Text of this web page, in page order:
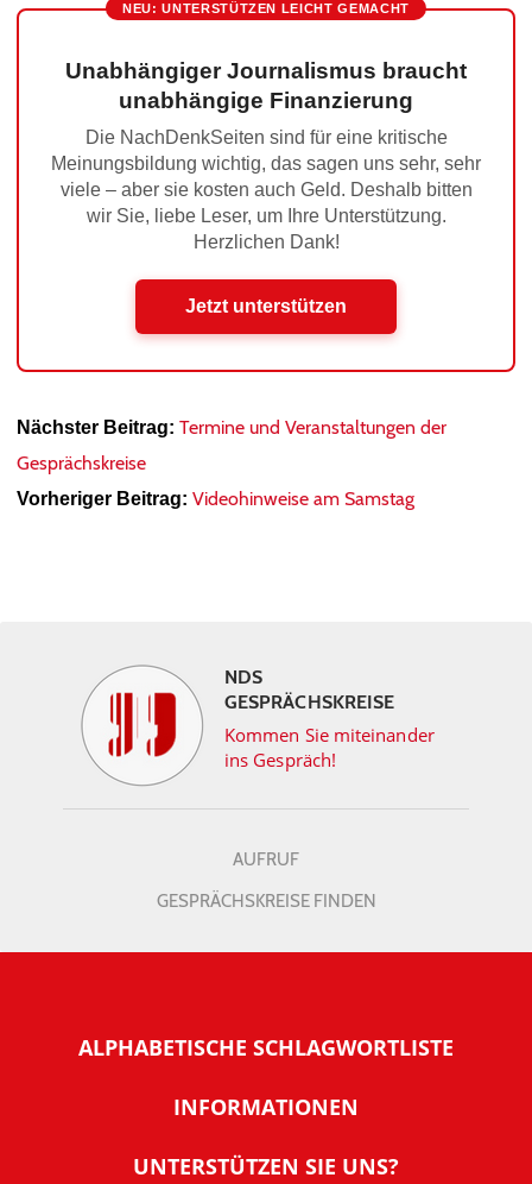
NEU: UNTERSTÜTZEN LEICHT GEMACHT
Unabhängiger Journalismus braucht
unabhängige Finanzierung
Die NachDenkSeiten sind für eine kritische
Meinungsbildung wichtig, das sagen uns sehr, sehr
viele – aber sie kosten auch Geld. Deshalb bitten
wir Sie, liebe Leser, um Ihre Unterstützung.
Herzlichen Dank!
Jetzt unterstützen
Nächster Beitrag: Termine und Veranstaltungen der
Gesprächskreise
Vorheriger Beitrag: Videohinweise am Samstag
NDS
GESPRÄCHSKREISE
Kommen Sie miteinander
ins Gespräch!
AUFRUF
GESPRÄCHSKREISE FINDEN
ALPHABETISCHE SCHLAGWORTLISTE
INFORMATIONEN
Warum NachDenkSeiten
UNTERSTÜTZEN SIE UNS?